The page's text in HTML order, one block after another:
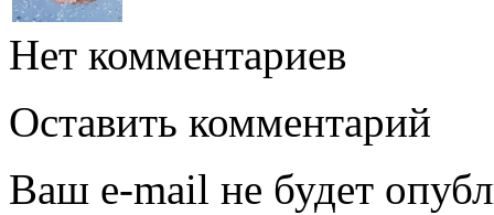
Нет комментариев
Оставить комментарий
Ваш e-mail не будет